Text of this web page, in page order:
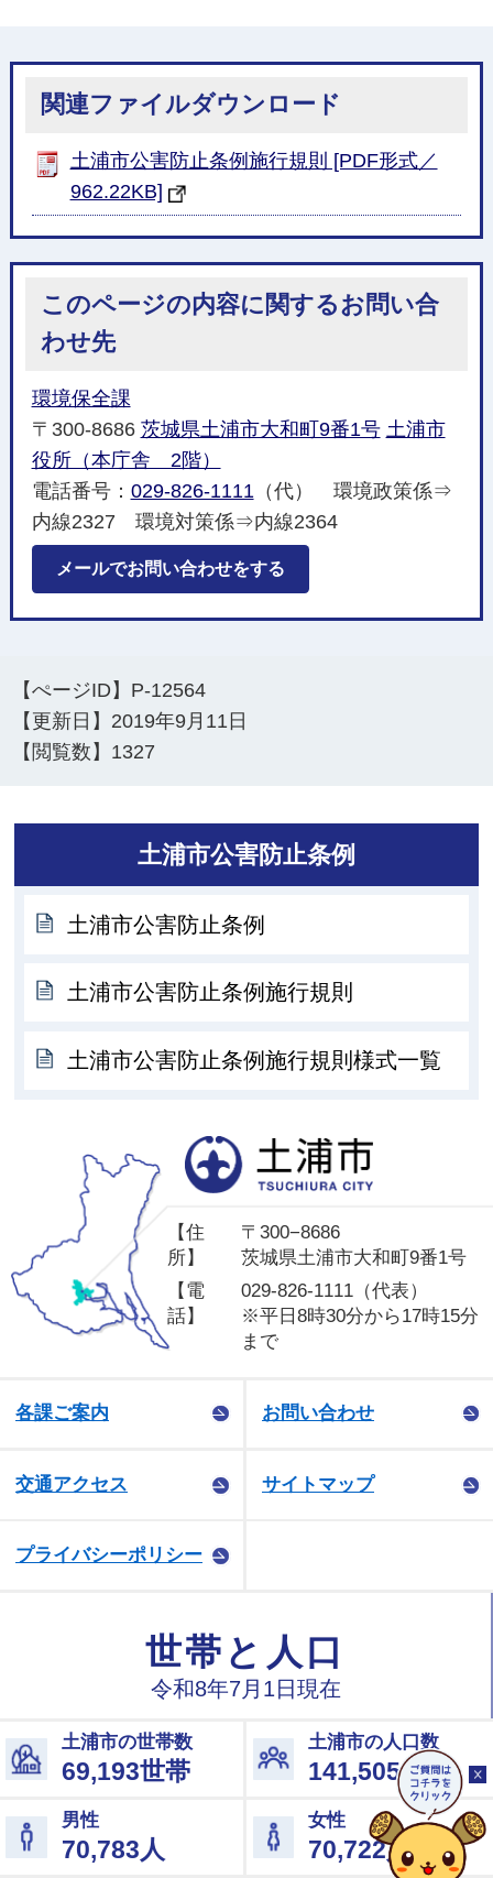
関連ファイルダウンロード
土浦市公害防止条例施行規則 [PDF形式／
962.22KB]
このページの内容に関するお問い合
わせ先
環境保全課
〒300-8686 茨城県土浦市大和町9番1号 土浦市
役所（本庁舎 2階）
電話番号： 029-826-1111（代） 環境政策係⇒
内線2327 環境対策係⇒内線2364
メールでお問い合わせをする
【ぺージID】 P-12564
【更新日】 2019年9月11日
【閲覧数】 1327
土浦市公害防止条例
土浦市公害防止条例
土浦市公害防止条例施行規則
土浦市公害防止条例施行規則様式一覧
【住
所】
〒300−8686
茨城県土浦市大和町9番1号
【電
話】
029-826-1111（代表）
※平日8時30分から17時15分
まで
各課ご案内 お問い合わせ
交通アクセス サイトマップ
プライバシーポリシー